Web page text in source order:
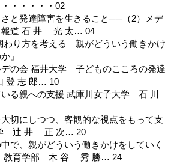
・・・・・02
と発達障害を生きること──（2）メデ
報道 石 井 光 太… 04
り方を考える―親がどういう働きかけ
』
の会 福井大学 子どものこころの発達
登 志 郎… 10
いる親への支援 武庫川女子大学 石 川
切にしつつ、客観的な視点をもって支
学 辻 井 正 次… 20
で、親がどういう働きかけをしていく
教育学部 木 谷 秀 勝… 24